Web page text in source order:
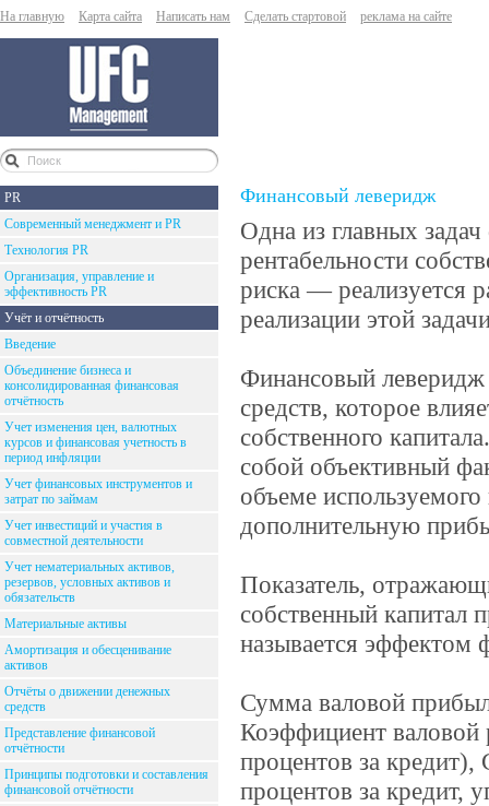
На главную Карта сайта Написать нам Сделать стартовой реклама на сайте
PR
Современный менеджмент и PR
Технология PR
Организация, управление и
эффективность PR
Учёт и отчётность
Введение
Объединение бизнеса и
консолидированная финансовая
отчётность
Учет изменения цен, валютных
курсов и финансовая учетность в
период инфляции
Учет финансовых инструментов и
затрат по займам
Учет инвестиций и участия в
совместной деятельности
Учет нематериальных активов,
резервов, условных активов и
обязательств
Материальные активы
Амортизация и обесценивание
активов
Отчёты о движении денежных
средств
Представление финансовой
отчётности
Принципы подготовки и составления
финансовой отчётности
Финансовый леверидж
Одна из главных
рентабельности
риска — реализуется
реализации этой
Финансовый леверидж
средств, которое
собственного
собой объективный
объеме
дополнительную
Показатель,
собственный капитал
называется эффектом
Сумма валовой
Коэффициент валовой
процентов за
процентов за кредит,